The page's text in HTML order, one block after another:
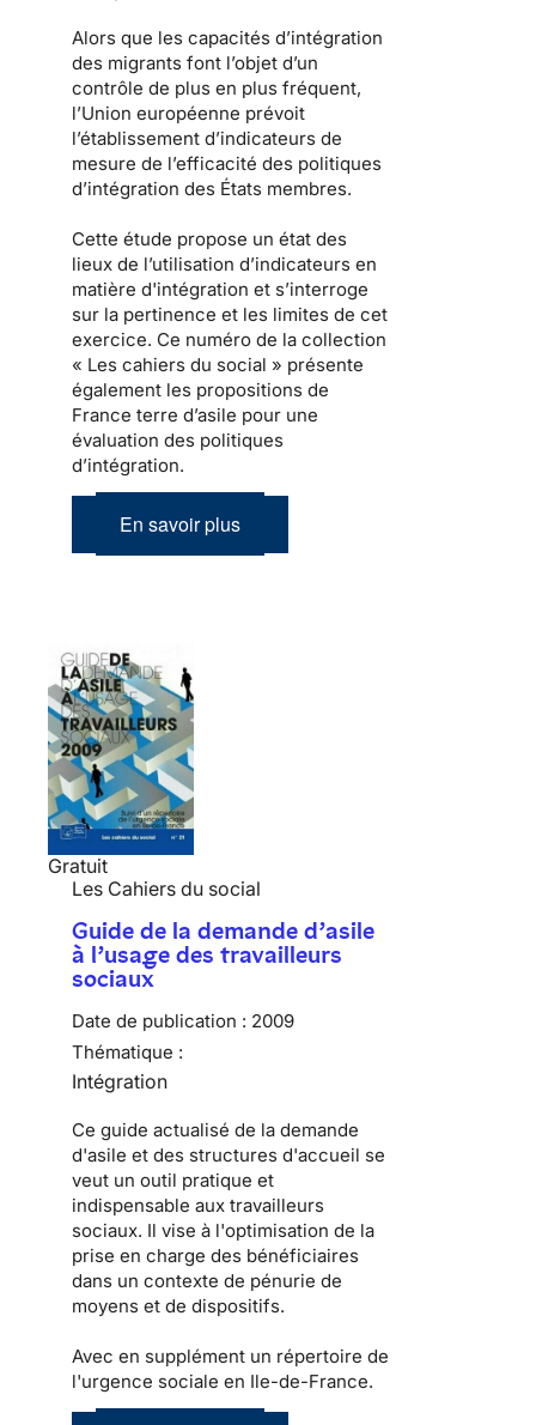
Alors que les capacités d’intégration
des migrants font l’objet d’un
contrôle de plus en plus fréquent,
l’Union européenne prévoit
l’établissement d’indicateurs de
mesure de l’efficacité des politiques
d’intégration des États membres.
Cette étude propose un état des
lieux de l’utilisation d’indicateurs en
matière d'intégration et s’interroge
sur la pertinence et les limites de cet
exercice. Ce numéro de la collection
« Les cahiers du social » présente
également les propositions de
France terre d’asile pour une
évaluation des politiques
d’intégration.
En savoir plus
Gratuit
Les Cahiers du social
Guide de la demande d’asile
à l’usage des travailleurs
sociaux
Date de publication : 2009
Thématique :
Intégration
Ce guide actualisé de la demande
d'asile et des structures d'accueil se
veut un outil pratique et
indispensable aux travailleurs
sociaux. Il vise à l'optimisation de la
prise en charge des bénéficiaires
dans un contexte de pénurie de
moyens et de dispositifs.
Avec en supplément un répertoire de
l'urgence sociale en Ile-de-France.